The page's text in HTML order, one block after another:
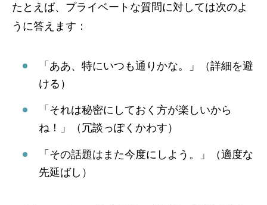
たとえば、プライベートな質問に対しては次のよ
うに答えます：
「ああ、特にいつも通りかな。」（詳細を避
ける）
「それは秘密にしておく方が楽しいから
ね！」（冗談っぽくかわす）
「その話題はまた今度にしよう。」（適度な
先延ばし）